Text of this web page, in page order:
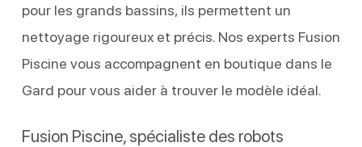
pour les grands bassins, ils permettent un
nettoyage rigoureux et précis. Nos experts Fusion
Piscine vous accompagnent en boutique dans le
Gard pour vous aider à trouver le modèle idéal.
Fusion Piscine, spécialiste des robots